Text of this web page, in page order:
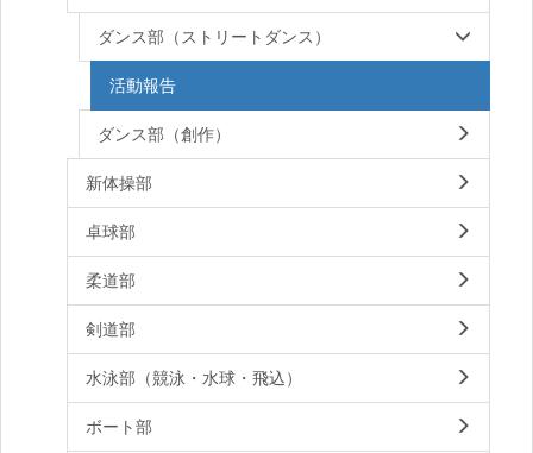
ダンス部（ストリートダンス）
活動報告
ダンス部（創作）
新体操部
卓球部
柔道部
剣道部
水泳部（競泳・水球・飛込）
ボート部